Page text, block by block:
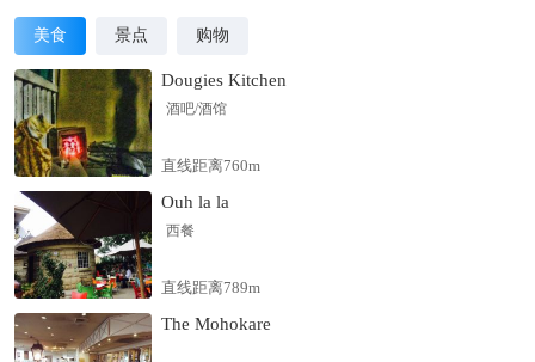
美食 景点 购物
Dougies Kitchen
酒吧/酒馆
直线距离760m
Ouh la la
西餐
直线距离789m
The Mohokare